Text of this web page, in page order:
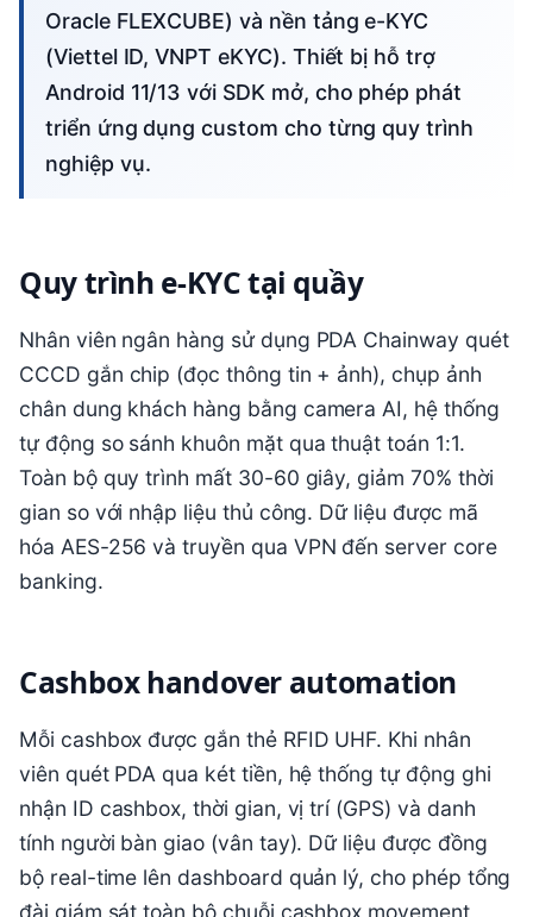
Oracle FLEXCUBE) và nền tảng e-KYC
(Viettel ID, VNPT eKYC). Thiết bị hỗ trợ
Android 11/13 với SDK mở, cho phép phát
triển ứng dụng custom cho từng quy trình
nghiệp vụ.
Quy trình e-KYC tại quầy
Nhân viên ngân hàng sử dụng PDA Chainway quét
CCCD gắn chip (đọc thông tin + ảnh), chụp ảnh
chân dung khách hàng bằng camera AI, hệ thống
tự động so sánh khuôn mặt qua thuật toán 1:1.
Toàn bộ quy trình mất 30-60 giây, giảm 70% thời
gian so với nhập liệu thủ công. Dữ liệu được mã
hóa AES-256 và truyền qua VPN đến server core
banking.
Cashbox handover automation
Mỗi cashbox được gắn thẻ RFID UHF. Khi nhân
viên quét PDA qua két tiền, hệ thống tự động ghi
nhận ID cashbox, thời gian, vị trí (GPS) và danh
tính người bàn giao (vân tay). Dữ liệu được đồng
bộ real-time lên dashboard quản lý, cho phép tổng
đài giám sát toàn bộ chuỗi cashbox movement